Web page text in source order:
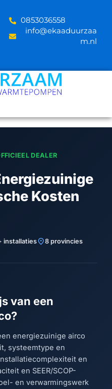
‪0853036558
info@ekaaduurzaa
m.nl
DEALER
Kosten
installatieslocation_on8 provincies
van een
energiezuinige airco
systeemtype en
en
en SEER/SCOP-
en verwarmingswerk